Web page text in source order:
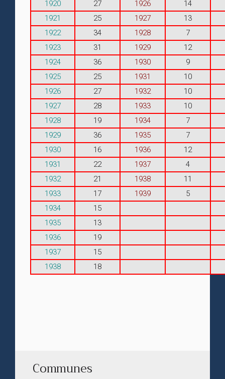
Communes
1920 27 1926
14
1921
25 1927
13
1922
34 1928
7
1923
31 1929
12
1924
36 1930
9
1925
25 1931
10
1926
27 1932
10
1927
28 1933
10
1928
19 1934
7
1929
36 1935
7
1930
16 1936
12
1931
22 1937
4
1932
21 1938
11
1933
17 1939
5
1934
15
1935
13
1936
19
1937
15
1938
18